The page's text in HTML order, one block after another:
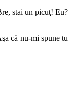
stai un picuţ! Eu?
că nu-mi spune tu